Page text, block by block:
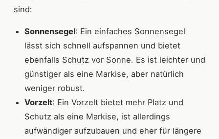
sind:
Sonnensegel: Ein einfaches Sonnensegel
lässt sich schnell aufspannen und bietet
ebenfalls Schutz vor Sonne. Es ist leichter und
günstiger als eine Markise, aber natürlich
weniger robust.
Vorzelt: Ein Vorzelt bietet mehr Platz und
Schutz als eine Markise, ist allerdings
aufwändiger aufzubauen und eher für längere